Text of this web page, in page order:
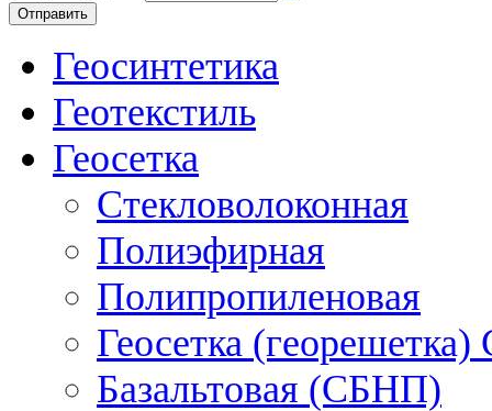
Геосинтетика
Геотекстиль
Геосетка
Стекловолоконная
Полиэфирная
Полипропиленовая
Геосетка
Базальтовая (СБНП)